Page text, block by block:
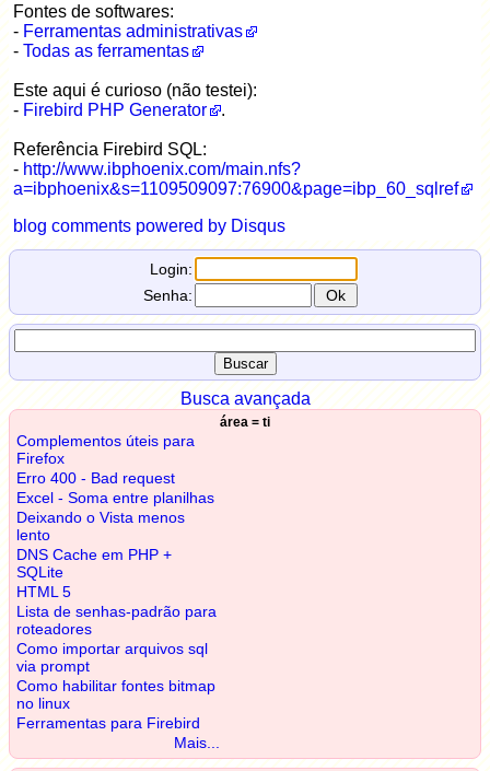
Fontes de softwares:
- Ferramentas administrativas
- Todas as ferramentas
Este aqui é curioso (não testei):
- Firebird PHP Generator .
Referência Firebird SQL:
- http://www.ibphoenix.com/main.nfs?
a=ibphoenix&s=1109509097:76900&page=ibp_60_sqlref
blog comments powered by Disqus
Login:
Senha:
Busca avançada
área = ti
Complementos úteis para
Firefox
Erro 400 - Bad request
Excel - Soma entre planilhas
Deixando o Vista menos
lento
DNS Cache em PHP +
SQLite
HTML 5
Lista de senhas-padrão para
roteadores
Como importar arquivos sql
via prompt
Como habilitar fontes bitmap
no linux
Ferramentas para Firebird
Mais...